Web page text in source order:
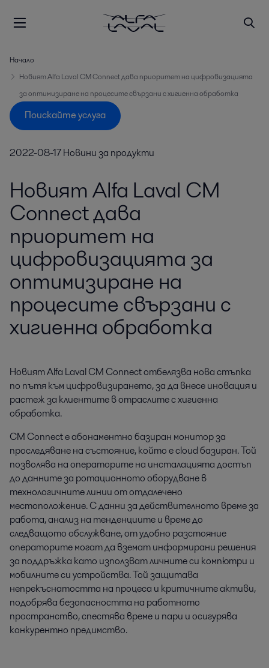
Начало
Новият Alfa Laval CM Connect дава приоритет на цифровизацията
за оптимизиране на процесите свързани с хигиенна обработка
Поискайте услуга
2022-08-17Новини за продукти
Новият Alfa Laval CM
Connect дава
приоритет на
цифровизацията за
оптимизиране на
процесите свързани с
хигиенна обработка
Новият Alfa Laval CM Connect отбелязва нова стъпка
по пътя към цифровизирането, за да внесе иновация и
растеж за клиентите в отраслите с хигиенна
обработка.
CM Connect е абонаментнo базиран монитор за
проследяване на състояние, който е cloud базиран. Той
позволява на операторите на инсталацията достъп
до данните за ротационното оборудване в
технологичните линии от отдалечено
местоположение. С данни за действителното време за
работа, анализ на тенденциите и време до
следващото обслужване, от удобно разстояние
операторите могат да вземат информирани решения
за поддръжка като използват личните си компютри и
мобилните си устройства. Той защитава
непрекъснатостта на процеса и критичните активи,
подобрява безопасността на работното
пространство, спестява време и пари и осигурява
конкурентно предимство.